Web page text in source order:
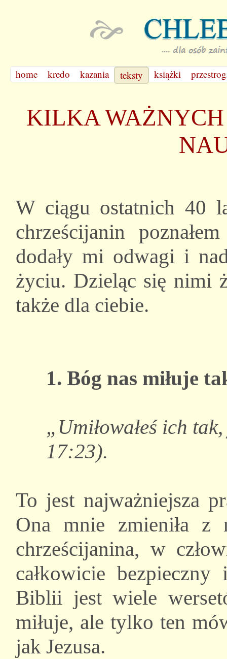
home kredo kazania teksty książki
KILKA WAŻNYCH
W ciągu ostatnich 40
chrześcijanin
dodały mi odwagi i
życiu. Dzieląc się nimi
także dla ciebie.
1. Bóg nas miłuje
„Umiłowałeś ich
17:23).
To jest najważniejsza
Ona mnie zmieniła z
chrześcijanina, w
całkowicie
Biblii jest wiele
miłuje, ale tylko ten
jak Jezusa.